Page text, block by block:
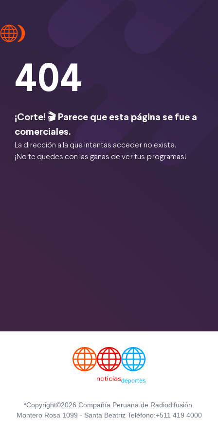
404
¡Corte! 🎬 Parece que esta página se fue a
comerciales.
La dirección a la que intentas acceder no existe.
¡No te quedes con las ganas de ver tus programas!
*Copyright©2026 Compañía Peruana de Radiodifusión.
Montero Rosa 1099 - Santa Beatriz Teléfono:+511 419 4000